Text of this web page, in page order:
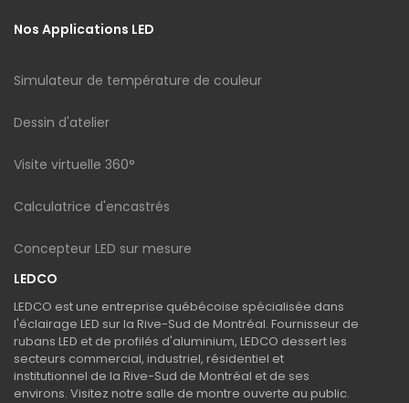
Nos Applications LED
Simulateur de température de couleur
Dessin d'atelier
Visite virtuelle 360°
Calculatrice d'encastrés
Concepteur LED sur mesure
LEDCO
LEDCO est une entreprise québécoise spécialisée dans
l'éclairage LED sur la Rive-Sud de Montréal. Fournisseur de
rubans LED et de profilés d'aluminium, LEDCO dessert les
secteurs commercial, industriel, résidentiel et
institutionnel de la Rive-Sud de Montréal et de ses
environs. Visitez notre salle de montre ouverte au public.